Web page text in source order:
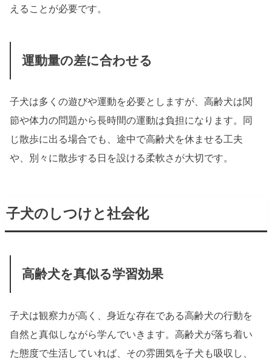
えることが必要です。
運動量の差に合わせる
子犬は多くの遊びや運動を必要としますが、高齢犬は関
節や体力の問題から長時間の運動は負担になります。同
じ散歩に出る場合でも、途中で高齢犬を休ませる工夫
や、別々に散歩する日を設ける柔軟さが大切です。
子犬のしつけと社会化
高齢犬を真似る学習効果
子犬は観察力が高く、身近な存在である高齢犬の行動を
自然と真似しながら学んでいきます。高齢犬が落ち着い
た態度で生活していれば、その雰囲気を子犬も吸収し、